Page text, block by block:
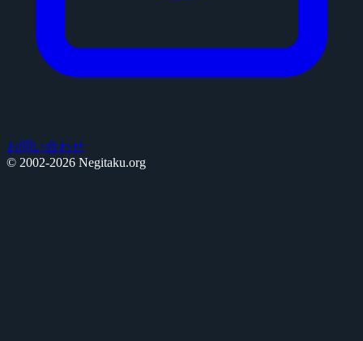
お問い合わせ
© 2002-2026 Negitaku.org